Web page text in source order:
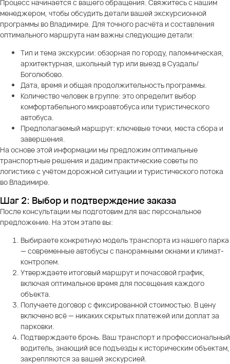
Процесс начинается с вашего обращения. Свяжитесь с нашим
менеджером, чтобы обсудить детали вашей экскурсионной
программы во Владимире. Для точного расчёта и составления
оптимального маршрута нам важны следующие детали:
Тип и тема экскурсии: обзорная по городу, паломническая,
архитектурная, школьный тур или выезд в Суздаль/
Боголюбово.
Дата, время и общая продолжительность программы.
Количество человек в группе: это определит выбор
комфортабельного микроавтобуса или туристического
автобуса.
Предполагаемый маршрут: ключевые точки, места сбора и
завершения.
На основе этой информации мы предложим оптимальные
транспортные решения и дадим практические советы по
логистике с учётом дорожной ситуации и туристического потока
во Владимире.
Шаг 2: Выбор и подтверждение заказа
После консультации мы подготовим для вас персональное
предложение. На этом этапе вы:
Выбираете конкретную модель транспорта из нашего парка
— современные автобусы с панорамными окнами и климат-
контролем.
Утверждаете итоговый маршрут и почасовой график,
включая оптимальное время для посещения каждого
объекта.
Получаете договор с фиксированной стоимостью. В цену
включено всё — никаких скрытых платежей или доплат за
парковки.
Подтверждаете бронь. Ваш транспорт и профессиональный
водитель, знающий все подъезды к историческим объектам,
закрепляются за вашей экскурсией.